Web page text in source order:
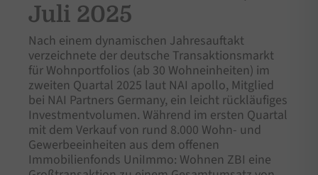
Juli 2025
Nach einem dynamischen Jahresauftakt
verzeichnete der deutsche Transaktionsmarkt
für Wohnportfolios (ab 30 Wohneinheiten) im
zweiten Quartal 2025 laut NAI apollo, Mitglied
bei NAI Partners Germany, ein leicht rückläufiges
Investmentvolumen. Während im ersten Quartal
mit dem Verkauf von rund 8.000 Wohn- und
Gewerbeeinheiten aus dem offenen
Immobilienfonds UniImmo: Wohnen ZBI eine